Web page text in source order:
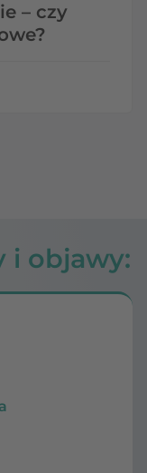
– czy
i objawy: